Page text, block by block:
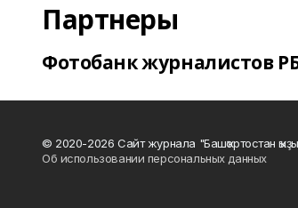
Партнеры
Фотобанк журналистов
© 2020-2026 Сайт журнала "Башҡортостан
Об использовании персональных данных